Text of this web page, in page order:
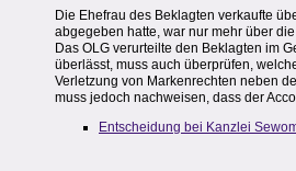
Die Ehefrau des Beklagten verkaufte
abgegeben hatte, war nur mehr über
Das OLG verurteilte den Beklagten im
überlässt, muss auch überprüfen,
Verletzung von Markenrechten neben
muss jedoch nachweisen, dass der
Entscheidung bei Kanzlei